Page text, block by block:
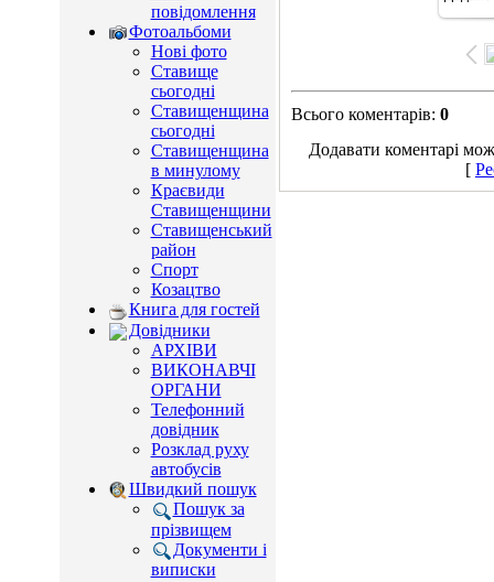
повідомлення
Фотоальбоми
Нові фото
Ставище
сьогодні
Ставищенщина
сьогодні
Ставищенщина
в минулому
Краєвиди
Ставищенщини
Ставищенський
район
Спорт
Козацтво
Книга для гостей
Довідники
АРХІВИ
ВИКОНАВЧІ
ОРГАНИ
Телефонний
довідник
Розклад руху
автобусів
Швидкий пошук
Пошук за
прізвищем
Документи і
виписки
Всього коментарів: 0
Додавати коментарі
[